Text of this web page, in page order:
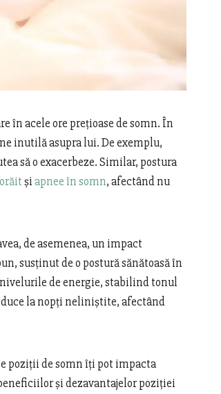
în acele ore prețioase de somn. În
inutilă asupra lui. De exemplu,
să o exacerbeze. Similar, postura
șiapnee în somn, afectând nu
de asemenea, un impact
susținut de o postură sănătoasă în
de energie, stabilind tonul
duce la nopți neliniștite, afectând
poziții de somn îți pot impacta
și dezavantajelor poziției